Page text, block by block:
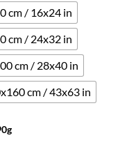
cm / 16x24 in
cm / 24x32 in
cm / 28x40 in
cm / 43x63 in